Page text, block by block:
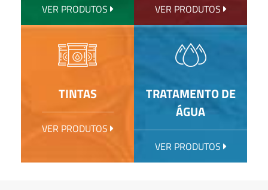
VER PRODUTOS VER PRODUTOS
TINTAS
VER PRODUTOS
TRATAMENTO DE
ÁGUA
VER PRODUTOS